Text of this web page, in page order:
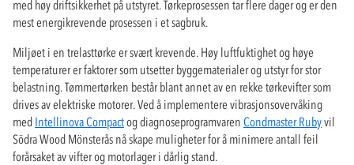
med høy driftsikkerhet på utstyret. Tørkeprosessen tar flere dager og er den
mest energikrevende prosessen i et sagbruk.
Miljøet i en trelasttørke er svært krevende. Høy luftfuktighet og høye
temperaturer er faktorer som utsetter byggematerialer og utstyr for stor
belastning. Tømmertørken består blant annet av en rekke tørkevifter som
drives av elektriske motorer. Ved å implementere vibrasjonsovervåking
med Intellinova Compactog diagnoseprogramvaren Condmaster Rubyvil
Södra Wood Mönsterås nå skape muligheter for å minimere antall feil
forårsaket av vifter og motorlager i dårlig stand.